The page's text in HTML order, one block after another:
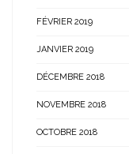
FÉVRIER 2019
JANVIER 2019
DÉCEMBRE 2018
NOVEMBRE 2018
OCTOBRE 2018